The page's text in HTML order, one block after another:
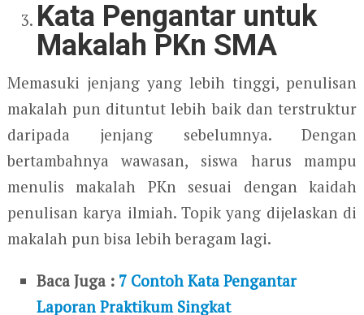
Kata Pengantar untuk
Makalah PKn SMA
Memasuki jenjang yang lebih tinggi, penulisan
makalah pun dituntut lebih baik dan terstruktur
daripada jenjang sebelumnya. Dengan
bertambahnya wawasan, siswa harus mampu
menulis makalah PKn sesuai dengan kaidah
penulisan karya ilmiah. Topik yang dijelaskan di
makalah pun bisa lebih beragam lagi.
Baca Juga : 7 Contoh Kata Pengantar
Laporan Praktikum Singkat